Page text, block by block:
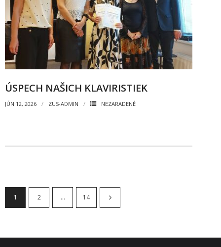
ÚSPECH NAŠICH KLAVIRISTIEK
JÚN 12, 2026 ZUS-ADMIN NEZARADENÉ
1 2 … 14